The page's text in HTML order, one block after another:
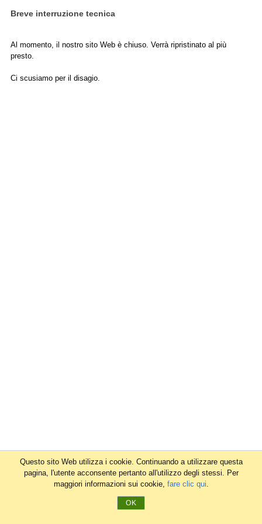
Breve interruzione tecnica
Al momento, il nostro sito Web è chiuso. Verrà ripristinato al più
presto.
Ci scusiamo per il disagio.
Questo sito Web utilizza i cookie. Continuando a utilizzare questa
pagina, l'utente acconsente pertanto all'utilizzo degli stessi. Per
maggiori informazioni sui cookie, fare clic qui.
OK